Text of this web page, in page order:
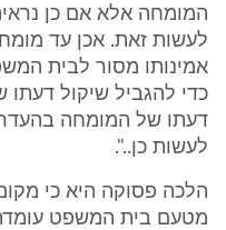
המומחה אלא אם כן
לעשות זאת. אכן עד
אמינותו מסור לבית
כדי להגביל שיקול
דעתו של המומחה בהעדר
לעשות כן..".
הלכה פסוקה היא כי
מטעם בית המשפט עומדת